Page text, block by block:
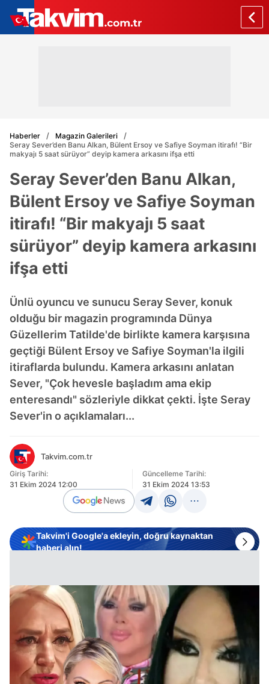
Haberler
Magazin Galerileri
Seray Sever’den Banu Alkan, Bülent Ersoy ve Safiye Soyman itirafı! “Bir
makyajı 5 saat sürüyor” deyip kamera arkasını ifşa etti
Seray Sever’den Banu Alkan,
Bülent Ersoy ve Safiye Soyman
itirafı! “Bir makyajı 5 saat
sürüyor” deyip kamera arkasını
ifşa etti
Ünlü oyuncu ve sunucu Seray Sever, konuk
olduğu bir magazin programında Dünya
Güzellerim Tatilde'de birlikte kamera karşısına
geçtiği Bülent Ersoy ve Safiye Soyman'la ilgili
itiraflarda bulundu. Kamera arkasını anlatan
Sever, "Çok hevesle başladım ama ekip
enteresandı" sözleriyle dikkat çekti. İşte Seray
Sever'in o açıklamaları...
Takvim.com.tr
Giriş Tarihi:
31 Ekim 2024 12:00
Güncelleme Tarihi:
31 Ekim 2024 13:53
Takvim'i Google'a ekleyin, doğru kaynaktan
haberi alın!